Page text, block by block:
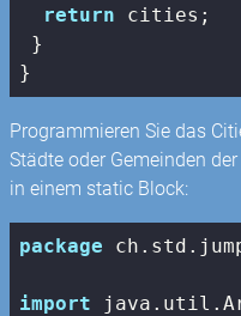
return cities;
}
}
Programmieren Sie das
Städte oder Gemeinden
in einem static Block:
package
import